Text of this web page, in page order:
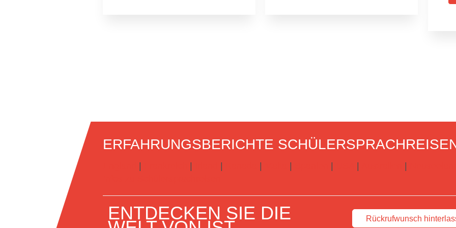
ERFAHRUNGSBERICHTE
ENTDECKEN SIE DIE Rückrufwunsch